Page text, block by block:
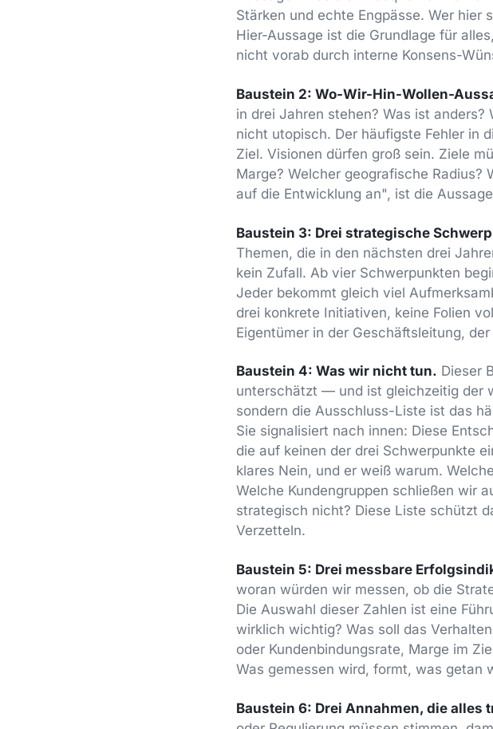
Stärken und echte Engpässe. Wer hier
Hier-Aussage ist die Grundlage für
nicht vorab durch interne Konsens-
Baustein 2: Wo-Wir-Hin-Wollen-
in drei Jahren stehen? Was ist
nicht utopisch. Der häufigste Fehler in
Ziel. Visionen dürfen groß sein. Ziele
Marge? Welcher geografische Radius?
auf die Entwicklung an", ist die
Baustein 3: Drei strategische
Themen, die in den nächsten drei
kein Zufall. Ab vier Schwerpunkten
Jeder bekommt gleich viel
drei konkrete Initiativen, keine Folien
Eigentümer in der Geschäftsleitung,
Baustein 4: Was wir nicht tun. Dieser
unterschätzt — und ist gleichzeitig der
sondern die Ausschluss-Liste ist das
Sie signalisiert nach innen: Diese
die auf keinen der drei Schwerpunkte
klares Nein, und er weiß warum.
Welche Kundengruppen schließen wir
strategisch nicht? Diese Liste schützt
Verzetteln.
Baustein 5: Drei messbare
woran würden wir messen, ob die
Die Auswahl dieser Zahlen ist eine
wirklich wichtig? Was soll das
oder Kundenbindungsrate, Marge im
Was gemessen wird, formt, was getan
Baustein 6: Drei Annahmen, die alles